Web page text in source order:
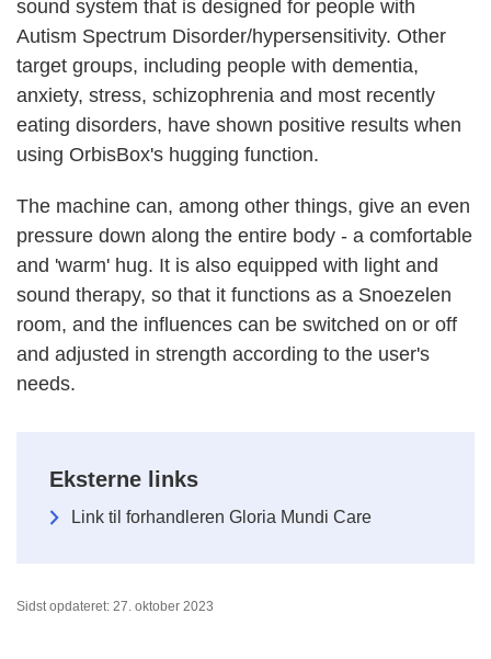
sound system that is designed for people with
Autism Spectrum Disorder/hypersensitivity. Other
target groups, including people with dementia,
anxiety, stress, schizophrenia and most recently
eating disorders, have shown positive results when
using OrbisBox's hugging function.
The machine can, among other things, give an even
pressure down along the entire body - a comfortable
and 'warm' hug. It is also equipped with light and
sound therapy, so that it functions as a Snoezelen
room, and the influences can be switched on or off
and adjusted in strength according to the user's
needs.
Eksterne links
Link til forhandleren Gloria Mundi Care
Sidst opdateret: 27. oktober 2023